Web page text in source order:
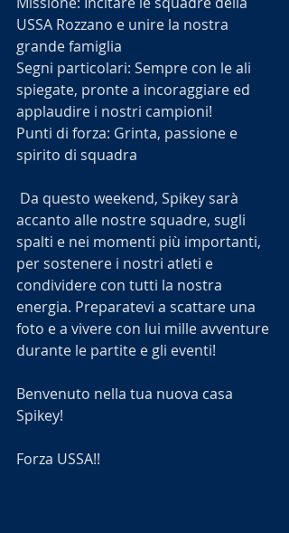
USSA Rozzano e unire la nostra
grande famiglia
Segni particolari: Sempre con le ali
spiegate, pronte a incoraggiare ed
applaudire i nostri campioni!
Punti di forza: Grinta, passione e
spirito di squadra
accanto alle nostre squadre, sugli
spalti e nei momenti più importanti,
per sostenere i nostri atleti e
condividere con tutti la nostra
energia. Preparatevi a scattare una
foto e a vivere con lui mille avventure
durante le partite e gli eventi!
Benvenuto nella tua nuova casa
Spikey!
Forza USSA!!